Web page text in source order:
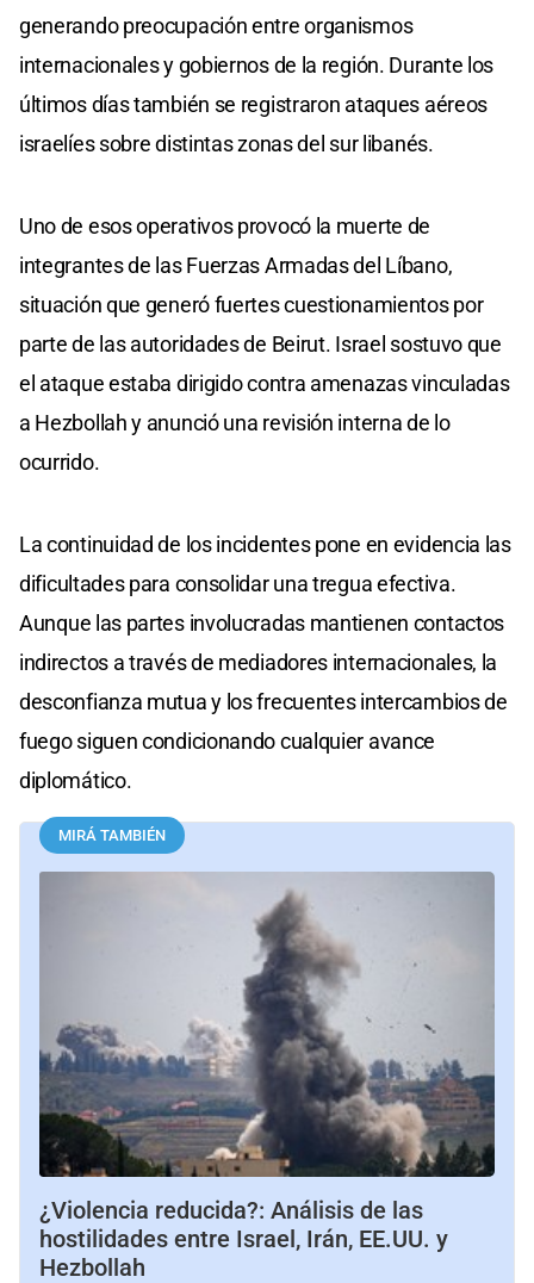
generando preocupación entre organismos
internacionales y gobiernos de la región. Durante los
últimos días también se registraron ataques aéreos
israelíes sobre distintas zonas del sur libanés.
Uno de esos operativos provocó la muerte de
integrantes de las Fuerzas Armadas del Líbano,
situación que generó fuertes cuestionamientos por
parte de las autoridades de Beirut. Israel sostuvo que
el ataque estaba dirigido contra amenazas vinculadas
a Hezbollah y anunció una revisión interna de lo
ocurrido.
La continuidad de los incidentes pone en evidencia las
dificultades para consolidar una tregua efectiva.
Aunque las partes involucradas mantienen contactos
indirectos a través de mediadores internacionales, la
desconfianza mutua y los frecuentes intercambios de
fuego siguen condicionando cualquier avance
diplomático.
MIRÁ TAMBIÉN
¿Violencia reducida?: Análisis de las
hostilidades entre Israel, Irán, EE.UU. y
Hezbollah